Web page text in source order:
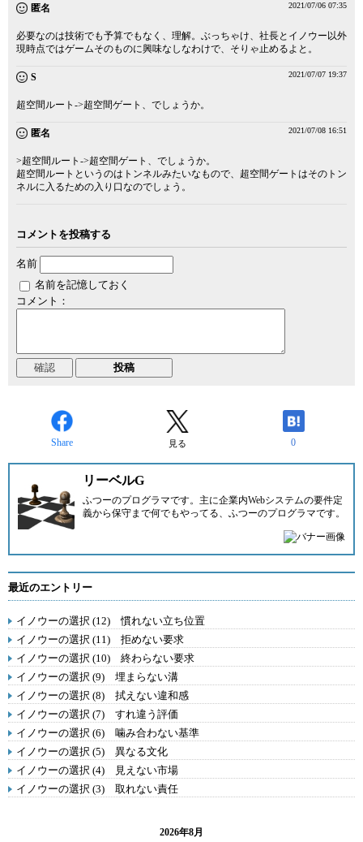
匿名 2021/07/06 07:35
必要なのは技術でも予算でもなく、理解。ぶっちゃけ、社長とイノウー以外
現時点ではゲームそのものに興味なしなわけで、そりゃ止めるよと。
S 2021/07/07 19:37
超空間ルート->超空間ゲート、でしょうか。
匿名 2021/07/08 16:51
>超空間ルート->超空間ゲート、でしょうか。
超空間ルートというのはトンネルみたいなもので、超空間ゲートはそのトン
ネルに入るための入り口なのでしょう。
コメントを投稿する
名前
名前を記憶しておく
コメント：
Share 見る 0
リーベルG
ふつーのプログラマです。主に企業内Webシステムの要件定
義から保守まで何でもやってる、ふつーのプログラマです。
最近のエントリー
イノウーの選択 (12) 慣れない立ち位置
イノウーの選択 (11) 拒めない要求
イノウーの選択 (10) 終わらない要求
イノウーの選択 (9) 埋まらない溝
イノウーの選択 (8) 拭えない違和感
イノウーの選択 (7) すれ違う評価
イノウーの選択 (6) 噛み合わない基準
イノウーの選択 (5) 異なる文化
イノウーの選択 (4) 見えない市場
イノウーの選択 (3) 取れない責任
2026年8月